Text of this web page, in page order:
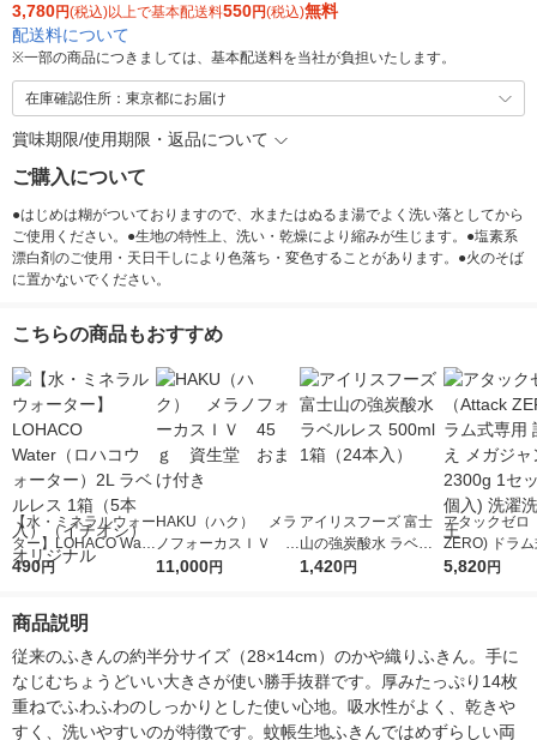
3,780円(税込)以上で基本配送料550円(税込)無料
配送料について
※一部の商品につきましては、基本配送料を当社が負担いたします。
在庫確認住所：東京都にお届け
賞味期限/使用期限・返品について
ご購入について
●はじめは糊がついておりますので、水またはぬるま湯でよく洗い落としてから
ご使用ください。●生地の特性上、洗い・乾燥により縮みが生じます。●塩素系
漂白剤のご使用・天日干しにより色落ち・変色することがあります。●火のそば
に置かないでください。
こちらの商品もおすすめ
【水・ミネラルウォー
ター】LOHACO Wate
r（ロハコウォータ
シ） オリジナル
490円
HAKU（ハク） メラ
ノフォーカスＩＶ 4
5ｇ 資生堂 おまけ
11,000円
アイリスフーズ 富士
山の強炭酸水 ラベル
レス 500ml 1箱（24
1,420円
アタックゼロ
ZERO) ドラ
詰め替え メガ
5,820円
商品説明
従来のふきんの約半分サイズ（28×14cm）のかや織りふきん。手に
なじむちょうどいい大きさが使い勝手抜群です。厚みたっぷり14枚
重ねでふわふわのしっかりとした使い心地。吸水性がよく、乾きや
すく、洗いやすいのが特徴です。蚊帳生地ふきんではめずらしい両